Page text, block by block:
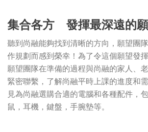
集合各方 發揮最深遠的
聽到尚融能夠找到清晰的方向，願望團
作規劃而感到榮幸！為了令這個願望發
願望團隊在準備的過程與尚融的家人、
緊密聯繫，了解尚融平時上課的進度和
見為尚融選購合適的電腦和各種配件，
鼠，耳機，鍵盤，手腕墊等。